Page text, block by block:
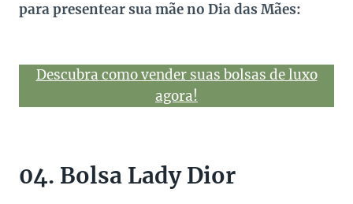
para presentear sua mãe no Dia das Mães:
Descubra como vender suas bolsas de luxo
agora!
04. Bolsa Lady Dior